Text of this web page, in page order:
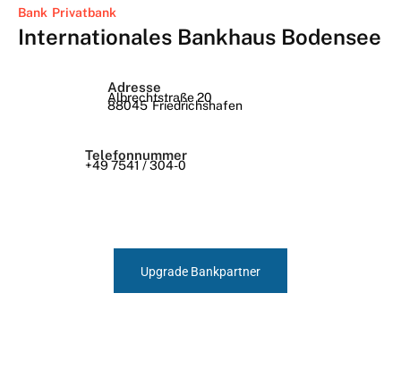
Bank Privatbank
Internationales Bankhaus Bodensee
Adresse
Albrechtstraße 20
88045 Friedrichshafen
Telefonnummer
+49 7541 / 304-0
Upgrade Bankpartner